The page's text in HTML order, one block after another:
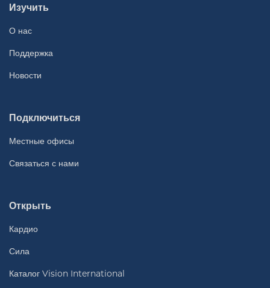
Изучить
О нас
Поддержка
Новости
Подключиться
Местные офисы
Связаться с нами
Открыть
Кардио
Сила
Каталог Vision International